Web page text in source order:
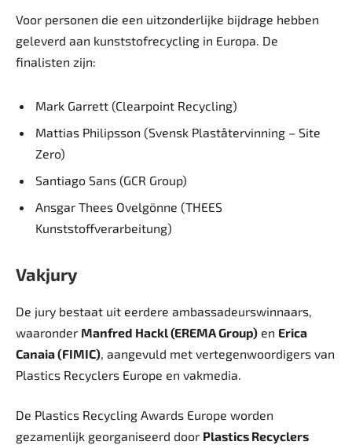
Voor personen die een uitzonderlijke bijdrage hebben
geleverd aan kunststofrecycling in Europa. De
finalisten zijn:
Mark Garrett (Clearpoint Recycling)
Mattias Philipsson (Svensk Plaståtervinning – Site
Zero)
Santiago Sans (GCR Group)
Ansgar Thees Ovelgönne (THEES
Kunststoffverarbeitung)
Vakjury
De jury bestaat uit eerdere ambassadeurswinnaars,
waaronder Manfred Hackl (EREMA Group) en Erica
Canaia (FIMIC), aangevuld met vertegenwoordigers van
Plastics Recyclers Europe en vakmedia.
De Plastics Recycling Awards Europe worden
gezamenlijk georganiseerd door Plastics Recyclers